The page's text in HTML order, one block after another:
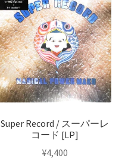
Super Record / スーパーレ
コード [LP]
¥4,400